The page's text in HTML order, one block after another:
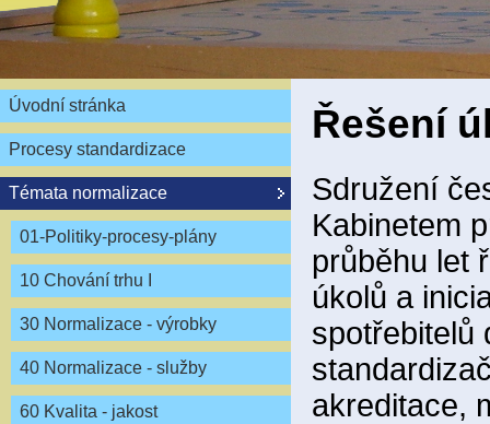
Úvodní stránka
Procesy standardizace
Témata normalizace
01-Politiky-procesy-plány
10 Chování trhu I
30 Normalizace - výrobky
40 Normalizace - služby
60 Kvalita - jakost
Řešení
Sdružení
Kabinetem
průběhu let
úkolů a
spotřebitelů
akreditace,